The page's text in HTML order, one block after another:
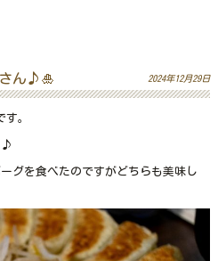
ん♪🎍 2024年12月29日
す。
♪
グを食べたのですがどちらも美味し